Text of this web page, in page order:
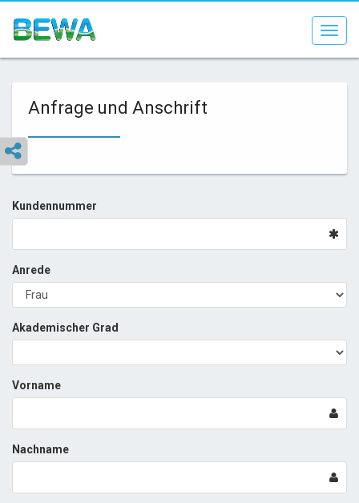
Anfrage und Anschrift
Kundennummer
Anrede
Akademischer Grad
Vorname
Nachname